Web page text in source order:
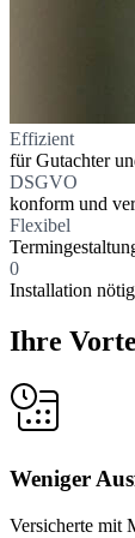
Effizient
für Gutachter
DSGVO
konform und
Flexibel
0
Installation nötig
Ihre
Weniger
Versicherte mit